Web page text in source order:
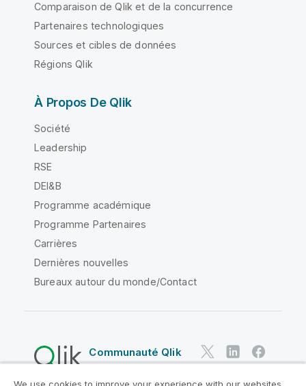
Comparaison de Qlik et de la concurrence
Partenaires technologiques
Sources et cibles de données
Régions Qlik
À Propos De Qlik
Société
Leadership
RSE
DEI&B
Programme académique
Programme Partenaires
Carrières
Dernières nouvelles
Bureaux autour du monde/Contact
Communauté Qlik